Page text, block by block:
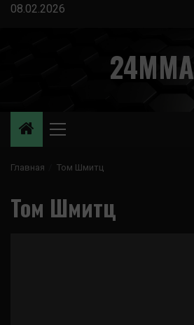
Перейти
08.02.2026
24MMA
Основное
Главная Том Шмитц
Том Шмитц